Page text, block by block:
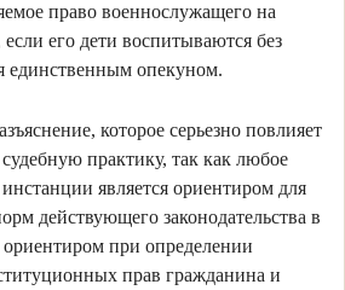
право военнослужащего на
его дети воспитываются без
единственным опекуном.
которое серьезно повлияет
практику, так как любое
является ориентиром для
действующего законодательства в
ориентиром при определении
прав гражданина и